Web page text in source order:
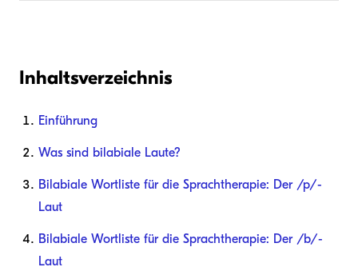
Inhaltsverzeichnis
Einführung
Was sind bilabiale Laute?
Bilabiale Wortliste für die Sprachtherapie: Der /p/-
Laut
Bilabiale Wortliste für die Sprachtherapie: Der /b/-
Laut